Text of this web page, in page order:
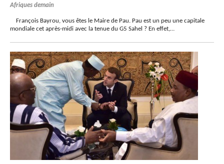
Afriques demain
François Bayrou, vous êtes le Maire de Pau. Pau est un peu une capitale
mondiale cet après-midi avec la tenue du G5 Sahel ? En effet,…